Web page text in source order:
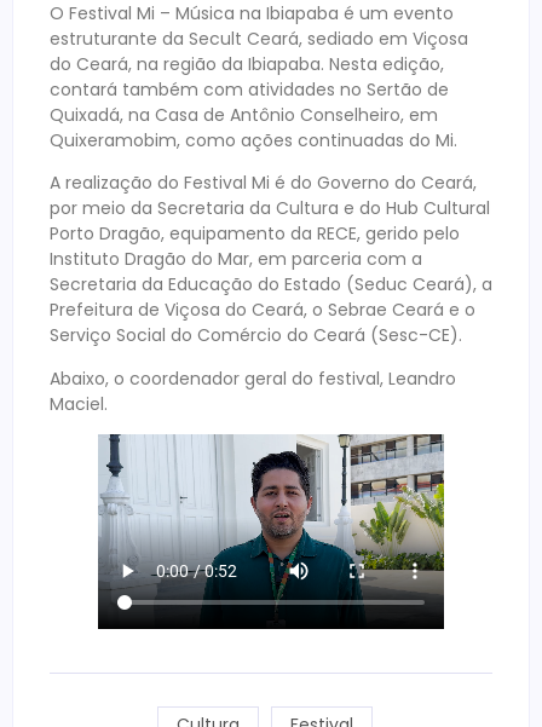
O Festival Mi – Música na Ibiapaba é um evento
estruturante da Secult Ceará, sediado em Viçosa
do Ceará, na região da Ibiapaba. Nesta edição,
contará também com atividades no Sertão de
Quixadá, na Casa de Antônio Conselheiro, em
Quixeramobim, como ações continuadas do Mi.
A realização do Festival Mi é do Governo do Ceará,
por meio da Secretaria da Cultura e do Hub Cultural
Porto Dragão, equipamento da RECE, gerido pelo
Instituto Dragão do Mar, em parceria com a
Secretaria da Educação do Estado (Seduc Ceará), a
Prefeitura de Viçosa do Ceará, o Sebrae Ceará e o
Serviço Social do Comércio do Ceará (Sesc-CE).
Abaixo, o coordenador geral do festival, Leandro
Maciel.